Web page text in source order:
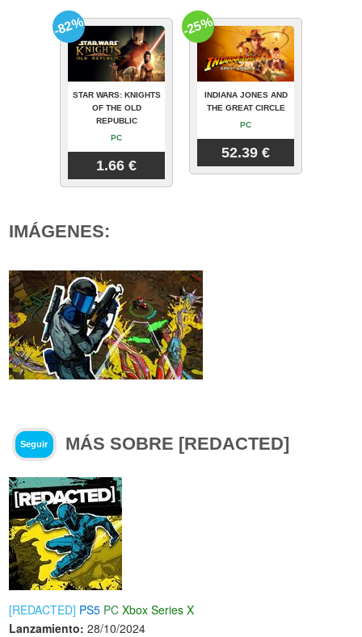
STAR WARS: KNIGHTS
OF THE OLD
REPUBLIC
PC
1.66 €
-82%
INDIANA JONES AND
THE GREAT CIRCLE
PC
52.39 €
-25%
IMÁGENES:
Seguir MÁS SOBRE [REDACTED]
[REDACTED] PS5 PC Xbox Series X
Lanzamiento: 28/10/2024